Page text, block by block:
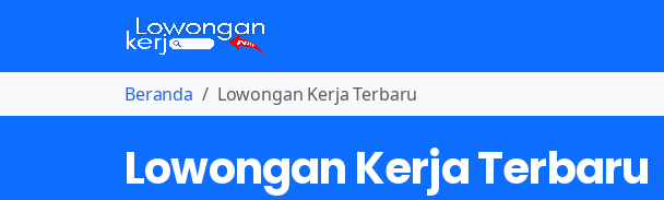
Beranda Lowongan Kerja Terbaru
Lowongan Kerja Terbaru